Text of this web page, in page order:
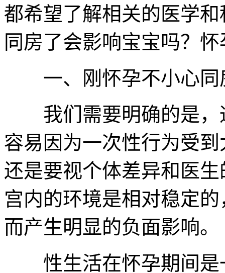
都希望了解相关的医学
同房了会影响宝宝吗？
一、刚怀孕不小心同
我们需要明确的是，
容易因为一次性行为受
还是要视个体差异和医
宫内的环境是相对稳定
而产生明显的负面影响。
性生活在怀孕期间是